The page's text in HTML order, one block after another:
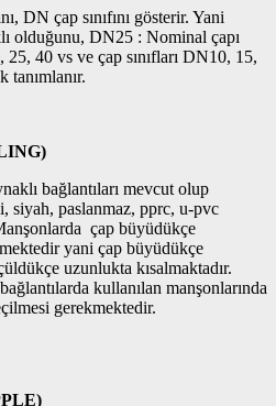
DN çap sınıfını gösterir. Yani
olduğunu, DN25 : Nominal çapı
25, 40 vs ve çap sınıfları DN10, 15,
tanımlanır.
bağlantıları mevcut olup
siyah, paslanmaz, pprc, u-pvc
çap büyüdükçe
yani çap büyüdükçe
uzunlukta kısalmaktadır.
kullanılan manşonlarında
gerekmektedir.